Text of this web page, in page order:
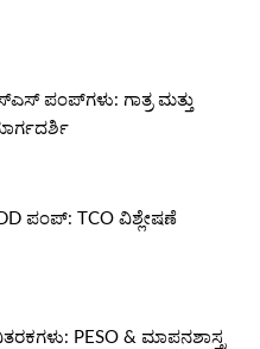
ಪಂಪ್‌ಗಳು: ಗಾತ್ರ ಮತ್ತು
ಪಂಪ್: TCO ವಿಶ್ಲೇಷಣೆ
PESO & ಮಾಪನಶಾಸ್ತ್ರ